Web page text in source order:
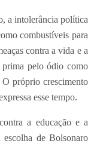
a intolerância política
combustíveis para
contra a vida e a
pelo ódio como
próprio crescimento
esse tempo.
a educação e a
de Bolsonaro